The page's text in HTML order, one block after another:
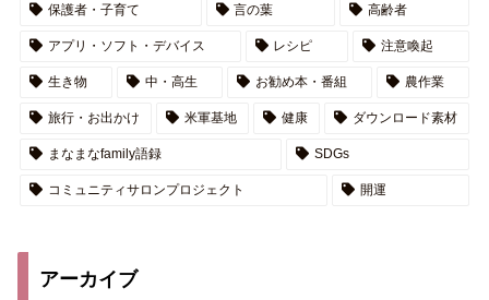
保護者・子育て 言の葉 高齢者
アプリ・ソフト・デバイス レシピ 注意喚起
生き物 中・高生 お勧め本・番組 農作業
旅行・お出かけ 米軍基地 健康 ダウンロード素材
まなまなfamily語録 SDGs
コミュニティサロンプロジェクト 開運
アーカイブ